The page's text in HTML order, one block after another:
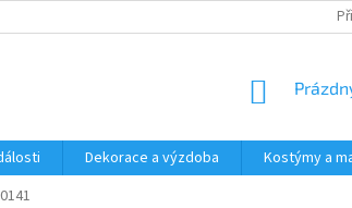
Dekorace a výzdoba Kostýmy a